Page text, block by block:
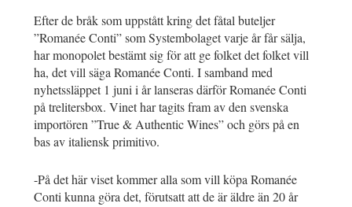
Efter de bråk som uppstått kring det fåtal buteljer
”Romanée Conti” som Systembolaget varje år får sälja,
har monopolet bestämt sig för att ge folket det folket vill
ha, det vill säga Romanée Conti. I samband med
nyhetssläppet 1 juni i år lanseras därför Romanée Conti
på trelitersbox. Vinet har tagits fram av den svenska
importören ”True & Authentic Wines” och görs på en
bas av italiensk primitivo.
-På det här viset kommer alla som vill köpa Romanée
Conti kunna göra det, förutsatt att de är äldre än 20 år